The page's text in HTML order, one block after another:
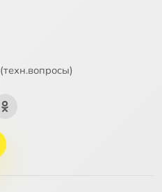
(техн.вопросы)